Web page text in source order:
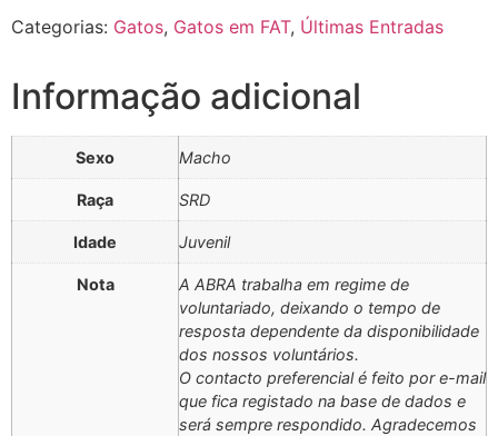
Categorias: Gatos, Gatos em FAT, Últimas Entradas
Informação adicional
Sexo Macho
Raça SRD
Idade Juvenil
Nota
A ABRA trabalha em regime de
voluntariado, deixando o tempo de
resposta dependente da disponibilidade
dos nossos voluntários.
O contacto preferencial é feito por e-mail
que fica registado na base de dados e
será sempre respondido. Agradecemos